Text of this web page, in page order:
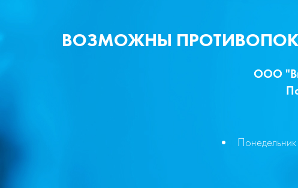
ВОЗМОЖНЫ
ООО
Понедельник